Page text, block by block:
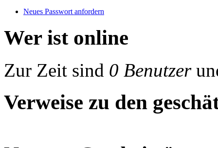
Neues Passwort anfordern
Wer ist online
Zur Zeit sind 0 Benutzer
Verweise zu den